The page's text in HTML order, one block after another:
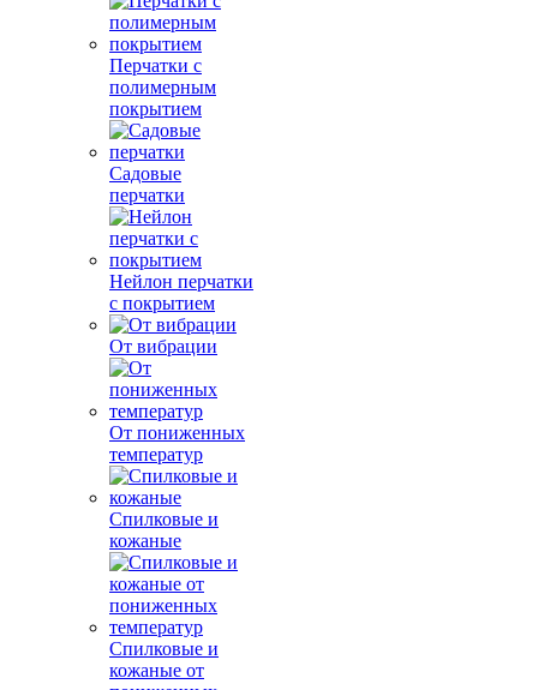
Перчатки с
полимерным
покрытием
Садовые
перчатки
Нейлон перчатки
с покрытием
От вибрации
От пониженных
температур
Спилковые и
кожаные
Спилковые и
кожаные от